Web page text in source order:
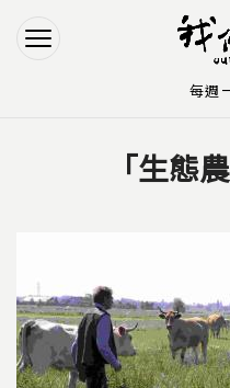
Jump
Jump
「生態
每週